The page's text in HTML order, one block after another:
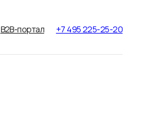
B2B-портал +7 495 225-25-20